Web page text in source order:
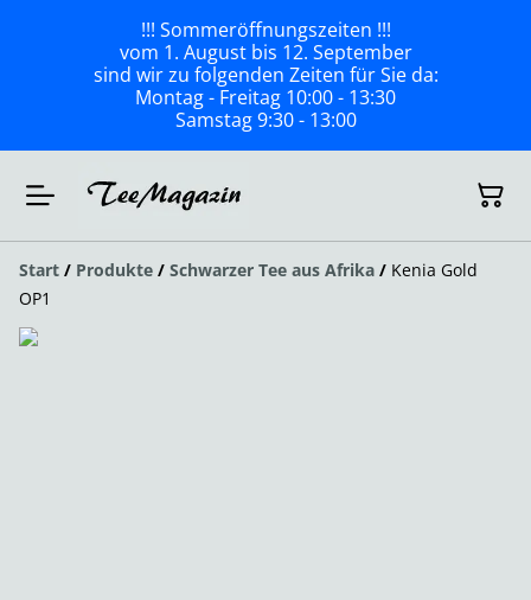
!!! Sommeröffnungszeiten !!!
vom 1. August bis 12. September
sind wir zu folgenden Zeiten für Sie da:
Montag - Freitag 10:00 - 13:30
Samstag 9:30 - 13:00
Start / Produkte / Schwarzer Tee aus Afrika / Kenia Gold
OP1